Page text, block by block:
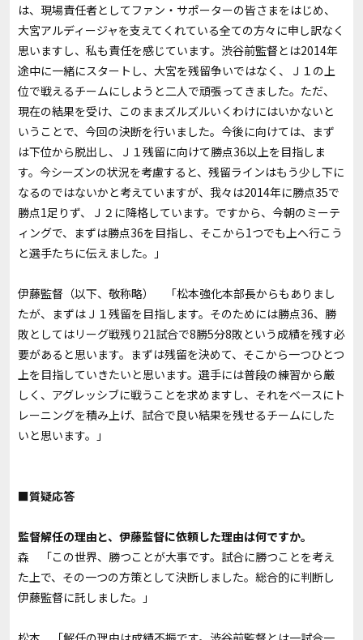
は、現場責任者としてファン・サポーターの皆さまをはじめ、
大宮アルディージャを支えてくれている全ての方々に申し訳なく
思いますし、私も責任を感じています。渋谷前監督とは2014年
途中に一緒にスタートし、大宮を残留争いではなく、Ｊ１の上
位で戦えるチームにしようと二人で頑張ってきました。ただ、
現在の結果を受け、このままズルズルいくわけにはいかないと
いうことで、今回の決断を行いました。今後に向けては、まず
は下位から脱出し、Ｊ１残留に向けて勝点36以上を目指しま
す。今シーズンの状況を考慮すると、残留ラインはもう少し下に
なるのではないかと考えていますが、我々は2014年に勝点35で
勝点1足りず、Ｊ２に降格しています。ですから、今朝のミーテ
ィングで、まずは勝点36を目指し、そこから1つでも上へ行こう
と選手たちに伝えました。」
伊藤監督（以下、敬称略） 「松本強化本部長からもありまし
たが、まずはＪ１残留を目指します。そのためには勝点36、勝
敗としてはリーグ戦残り21試合で8勝5分8敗という成績を残す必
要があると思います。まずは残留を決めて、そこから一つひとつ
上を目指していきたいと思います。選手には普段の練習から厳
しく、アグレッシブに戦うことを求めますし、それをベースにト
レーニングを積み上げ、試合で良い結果を残せるチームにした
いと思います。」
■質疑応答
――監督解任の理由と、伊藤監督に依頼した理由は何ですか。
森 「この世界、勝つことが大事です。試合に勝つことを考え
た上で、その一つの方策として決断しました。総合的に判断し
伊藤監督に託しました。」